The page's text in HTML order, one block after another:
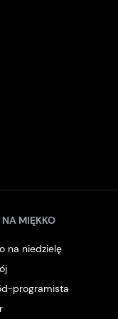
NA MIĘKKO
na niedzielę
programista